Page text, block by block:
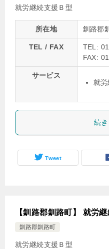
就労継続支援Ｂ型
所在地 釧路郡
TEL / FAX
TEL:
FAX:
サービス
就
続
Tweet
【釧路郡釧路町】 就労
釧路郡釧路町
就労継続支援Ｂ型